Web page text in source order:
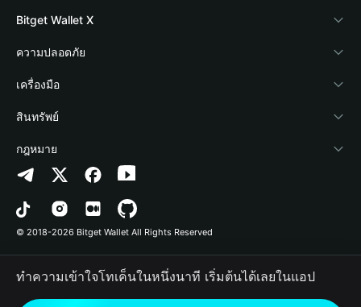
Blog
Academy
ข่าวสารด้านคริปโต
ศูนย์ช่วยเหลือ
ติดต่อเรา
ทรัพยากรข้อมูลของแบรนด์
อาชีพ
Crypto Card
Stablecoin Earn
Payfi Crypto
Crypto Swap API
Altcoin Season Index
Prediction Markets
DApp
RWA
Bitget Wallet X
นักพัฒนา
เชื่อมต่อ Wallet
Bitget Wallet Pay
ลิสต์โปรเจกต์
ความปลอดภัย
Protection Fund
เทคโนโลยีความปลอดภัย
เครื่องมือ
ซื้อคริปโต
การตรวจจับการอนุญาต
การตรวจจับสัญญา
การโอนเป็นชุด
สินทรัพย์
Arbitrum
Avalanche
Bitcoin
Polygon
กฎหมาย
นโยบายความเป็นส่วนตัว
ข้อตกลงในการใช้บริการ
© 2018-2026 Bitget Wallet All Rights Reserved
ทำความเข้าใจโทเค็นในหนึ่งนาที เริ่มต้นได้เลยในแอป